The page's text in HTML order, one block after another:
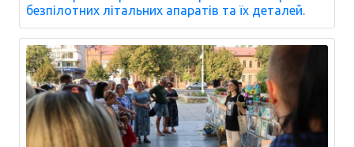
безпілотних літальних апаратів та їх деталей.